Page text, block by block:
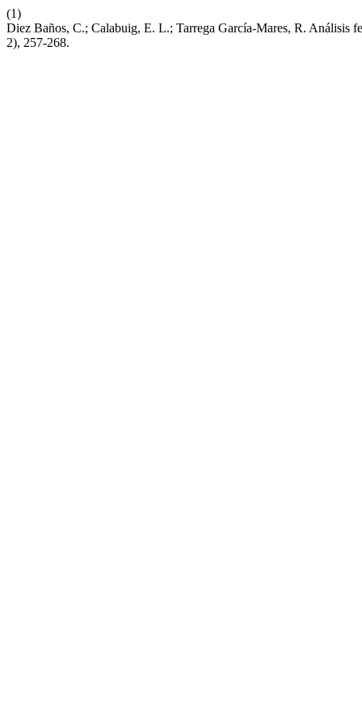
(1)
Diez Baños, C.; Calabuig, E. L.; Tarrega García-Mares, R. Análisis
2), 257-268.